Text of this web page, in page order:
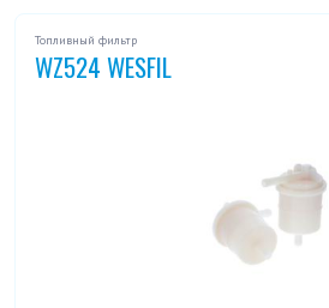
Топливный фильтр
WZ524 WESFIL